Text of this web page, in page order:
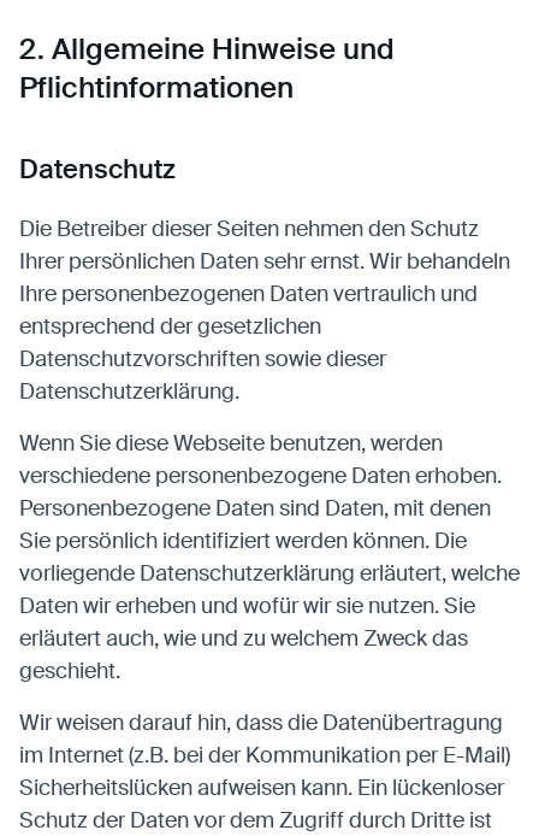
2. Allgemeine Hinweise und
Pflichtinformationen
Datenschutz
Die Betreiber dieser Seiten nehmen den Schutz
Ihrer persönlichen Daten sehr ernst. Wir behandeln
Ihre personenbezogenen Daten vertraulich und
entsprechend der gesetzlichen
Datenschutzvorschriften sowie dieser
Datenschutzerklärung.
Wenn Sie diese Webseite benutzen, werden
verschiedene personenbezogene Daten erhoben.
Personenbezogene Daten sind Daten, mit denen
Sie persönlich identifiziert werden können. Die
vorliegende Datenschutzerklärung erläutert, welche
Daten wir erheben und wofür wir sie nutzen. Sie
erläutert auch, wie und zu welchem Zweck das
geschieht.
Wir weisen darauf hin, dass die Datenübertragung
im Internet (z.B. bei der Kommunikation per E-Mail)
Sicherheitslücken aufweisen kann. Ein lückenloser
Schutz der Daten vor dem Zugriff durch Dritte ist